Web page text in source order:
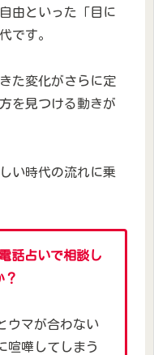
由といった「目に
です。
た変化がさらに定
を見つける動きが
い時代の流れに乗
話占いで相談し
？
ウマが合わない
喧嘩してしまう